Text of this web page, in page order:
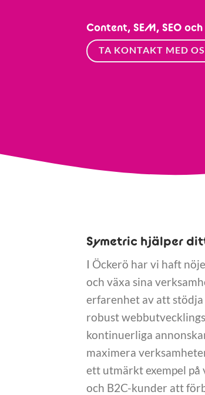
Content, SEM, SEO
TA KONTAKT MED
Symetric hjälper
I Öckerö har vi haft
och växa sina
erfarenhet av att
robust
kontinuerliga
maximera
ett utmärkt exempel på
och B2C-kunder att